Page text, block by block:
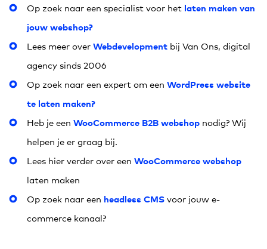
Op zoek naar een specialist voor het laten maken van
jouw webshop?
Lees meer over Webdevelopment bij Van Ons, digital
agency sinds 2006
Op zoek naar een expert om een WordPress website
te laten maken?
Heb je een WooCommerce B2B webshop nodig? Wij
helpen je er graag bij.
Lees hier verder over een WooCommerce webshop
laten maken
Op zoek naar een headless CMS voor jouw e-
commerce kanaal?